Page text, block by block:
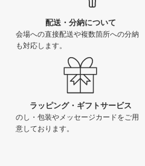
配送・分納について
会場への直接配送や複数箇所への分納
も対応します。
ラッピング・ギフトサービス
のし・包装やメッセージカードをご用
意しております。